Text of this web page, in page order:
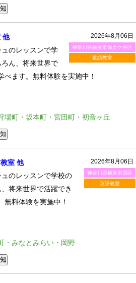
2026年8月06日
神奈川県横浜市保土ケ谷区
英語教室
他
のレッスンで学
ん、将来世界で
ます。無料体験を実施中！
場町・坂本町・宮田町・初音ヶ丘
2026年8月06日
神奈川県横浜市西区
英語教室
室 他
のレッスンで学校の
将来世界で活躍でき
無料体験を実施中！
・みなとみらい・岡野